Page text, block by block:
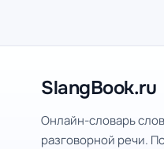
SlangBook.ru
Онлайн-словарь
разговорной речи.